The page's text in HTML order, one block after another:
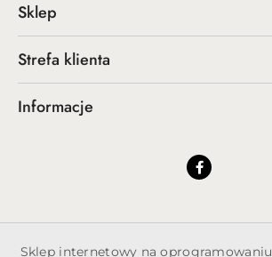
Sklep
Strefa klienta
Informacje
Sklep internetowy na oprogramowaniu